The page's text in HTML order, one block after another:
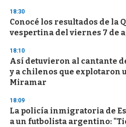
d
s
18:30
Conocé los resultados de la
vespertina del viernes 7 de
18:10
Así detuvieron al cantante
y a chilenos que explotaron
Miramar
18:09
La policía inmigratoria de
a un futbolista argentino: